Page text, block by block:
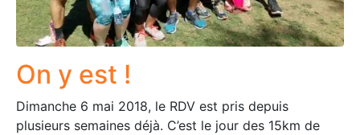
On y est !
Dimanche 6 mai 2018, le RDV est pris depuis
plusieurs semaines déjà. C’est le jour des 15km de